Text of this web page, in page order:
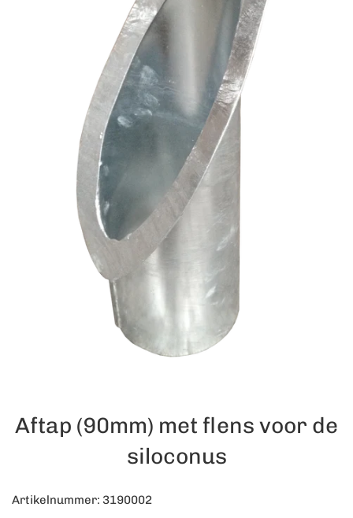
Aftap (90mm) met flens voor de
siloconus
Artikelnummer: 3190002